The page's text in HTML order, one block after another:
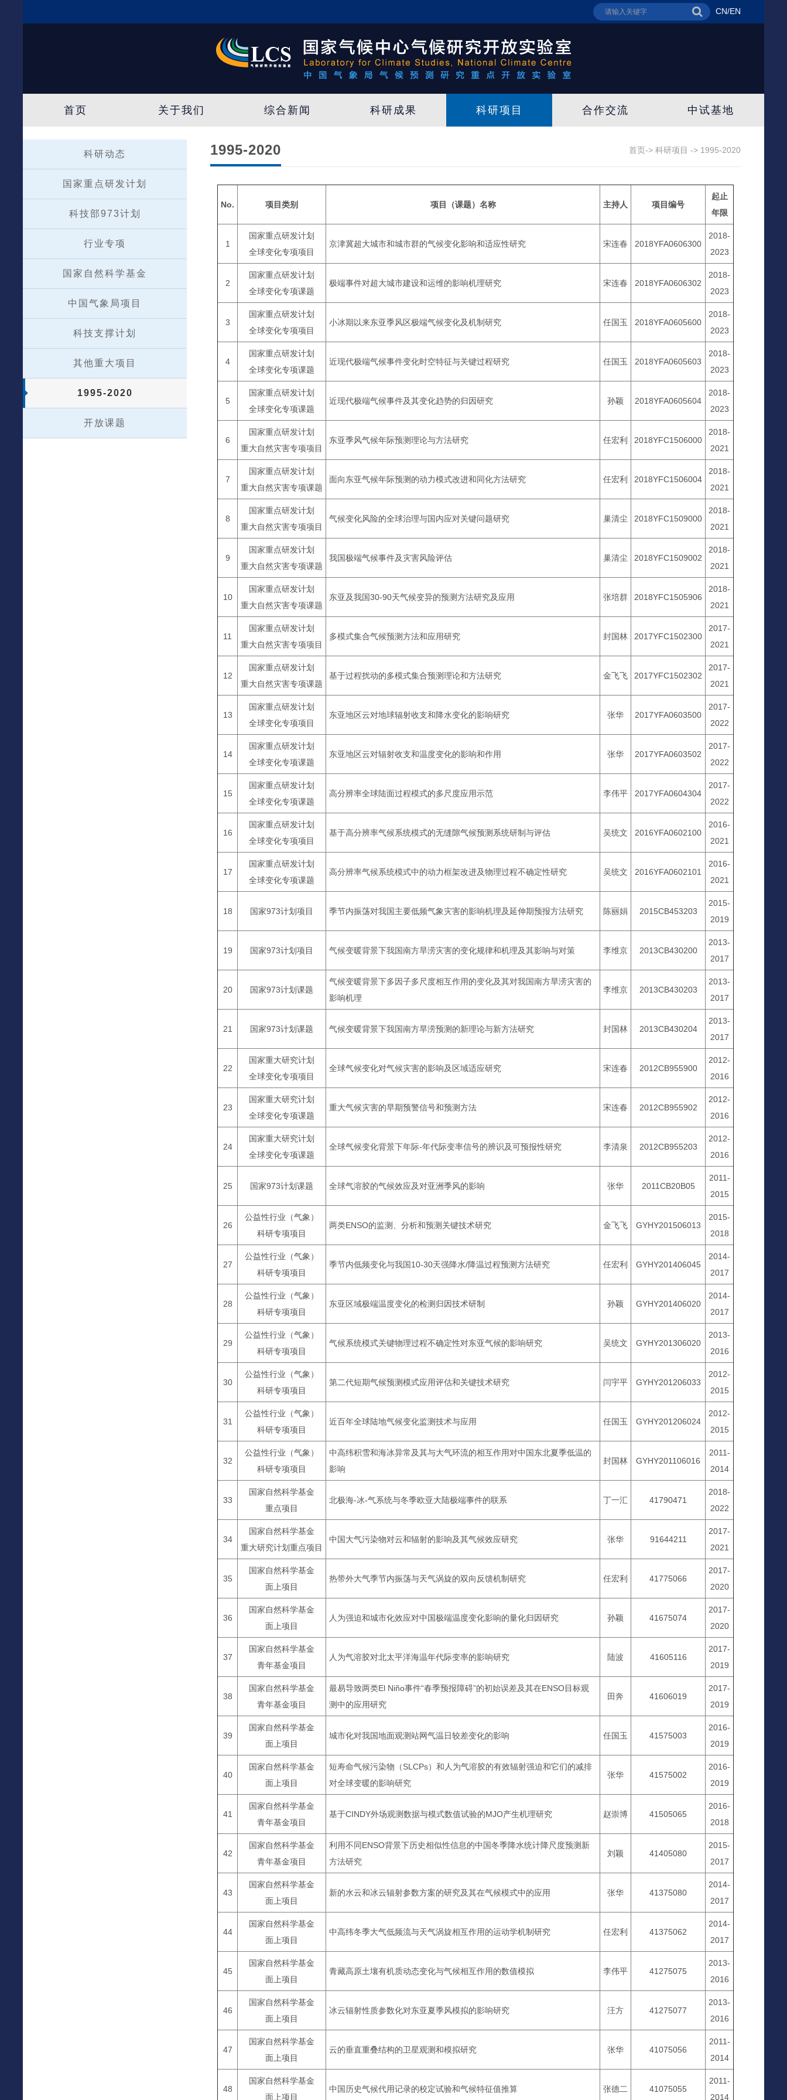
CN/EN
首页 关于我们 综合新闻 科研成果 科研项目 合作交流 中试基地
科研动态
国家重点研发计划
科技部973计划
行业专项
国家自然科学基金
中国气象局项目
科技支撑计划
其他重大项目
1995-2020
开放课题
1995-2020 首页-> 科研项目 -> 1995-2020
No. 项目类别 项目（课题）名称 主持人 项目编号
起止
年限
1
国家重点研发计划
全球变化专项项目
京津冀超大城市和城市群的气候变化影响和适应性研究 宋连春 2018YFA0606300
2018-
2023
2
国家重点研发计划
全球变化专项课题
极端事件对超大城市建设和运维的影响机理研究 宋连春 2018YFA0606302
2018-
2023
3
国家重点研发计划
全球变化专项项目
小冰期以来东亚季风区极端气候变化及机制研究 任国玉 2018YFA0605600
2018-
2023
4
国家重点研发计划
全球变化专项课题
近现代极端气候事件变化时空特征与关键过程研究 任国玉 2018YFA0605603
2018-
2023
5
国家重点研发计划
全球变化专项课题
近现代极端气候事件及其变化趋势的归因研究 孙颖 2018YFA0605604
2018-
2023
6
国家重点研发计划
重大自然灾害专项项目
东亚季风气候年际预测理论与方法研究 任宏利 2018YFC1506000
2018-
2021
7
国家重点研发计划
重大自然灾害专项课题
面向东亚气候年际预测的动力模式改进和同化方法研究 任宏利 2018YFC1506004
2018-
2021
8
国家重点研发计划
重大自然灾害专项项目
气候变化风险的全球治理与国内应对关键问题研究 巢清尘 2018YFC1509000
2018-
2021
9
国家重点研发计划
重大自然灾害专项课题
我国极端气候事件及灾害风险评估 巢清尘 2018YFC1509002
2018-
2021
10
国家重点研发计划
重大自然灾害专项课题
东亚及我国30-90天气候变异的预测方法研究及应用 张培群 2018YFC1505906
2018-
2021
11
国家重点研发计划
重大自然灾害专项项目
多模式集合气候预测方法和应用研究 封国林 2017YFC1502300
2017-
2021
12
国家重点研发计划
重大自然灾害专项课题
基于过程扰动的多模式集合预测理论和方法研究 金飞飞 2017YFC1502302
2017-
2021
13
国家重点研发计划
全球变化专项项目
东亚地区云对地球辐射收支和降水变化的影响研究 张华 2017YFA0603500
2017-
2022
14
国家重点研发计划
全球变化专项课题
东亚地区云对辐射收支和温度变化的影响和作用 张华 2017YFA0603502
2017-
2022
15
国家重点研发计划
全球变化专项课题
高分辨率全球陆面过程模式的多尺度应用示范 李伟平 2017YFA0604304
2017-
2022
16
国家重点研发计划
全球变化专项项目
基于高分辨率气候系统模式的无缝隙气候预测系统研制与评估 吴统文 2016YFA0602100
2016-
2021
17
国家重点研发计划
全球变化专项课题
高分辨率气候系统模式中的动力框架改进及物理过程不确定性研究 吴统文 2016YFA0602101
2016-
2021
18 国家973计划项目 季节内振荡对我国主要低频气象灾害的影响机理及延伸期预报方法研究 陈丽娟 2015CB453203
2015-
2019
19 国家973计划项目 气候变暖背景下我国南方旱涝灾害的变化规律和机理及其影响与对策 李维京 2013CB430200
2013-
2017
20 国家973计划课题
气候变暖背景下多因子多尺度相互作用的变化及其对我国南方旱涝灾害的
影响机理
李维京 2013CB430203
2013-
2017
21 国家973计划课题 气候变暖背景下我国南方旱涝预测的新理论与新方法研究 封国林 2013CB430204
2013-
2017
22
国家重大研究计划
全球变化专项项目
全球气候变化对气候灾害的影响及区域适应研究 宋连春 2012CB955900
2012-
2016
23
国家重大研究计划
全球变化专项课题
重大气候灾害的早期预警信号和预测方法 宋连春 2012CB955902
2012-
2016
24
国家重大研究计划
全球变化专项课题
全球气候变化背景下年际-年代际变率信号的辨识及可预报性研究 李清泉 2012CB955203
2012-
2016
25 国家973计划课题 全球气溶胶的气候效应及对亚洲季风的影响 张华 2011CB20B05
2011-
2015
26
公益性行业（气象）
科研专项项目
两类ENSO的监测、分析和预测关键技术研究 金飞飞 GYHY201506013
2015-
2018
27
公益性行业（气象）
科研专项项目
季节内低频变化与我国10-30天强降水/降温过程预测方法研究 任宏利 GYHY201406045
2014-
2017
28
公益性行业（气象）
科研专项项目
东亚区域极端温度变化的检测归因技术研制 孙颖 GYHY201406020
2014-
2017
29
公益性行业（气象）
科研专项项目
气候系统模式关键物理过程不确定性对东亚气候的影响研究 吴统文 GYHY201306020
2013-
2016
30
公益性行业（气象）
科研专项项目
第二代短期气候预测模式应用评估和关键技术研究 闫宇平 GYHY201206033
2012-
2015
31
公益性行业（气象）
科研专项项目
近百年全球陆地气候变化监测技术与应用 任国玉 GYHY201206024
2012-
2015
32
公益性行业（气象）
科研专项项目
中高纬积雪和海冰异常及其与大气环流的相互作用对中国东北夏季低温的
影响
封国林 GYHY201106016
2011-
2014
33
国家自然科学基金
重点项目
北极海-冰-气系统与冬季欧亚大陆极端事件的联系 丁一汇 41790471
2018-
2022
34
国家自然科学基金
重大研究计划重点项目
中国大气污染物对云和辐射的影响及其气候效应研究 张华 91644211
2017-
2021
35
国家自然科学基金
面上项目
热带外大气季节内振荡与天气涡旋的双向反馈机制研究 任宏利 41775066
2017-
2020
36
国家自然科学基金
面上项目
人为强迫和城市化效应对中国极端温度变化影响的量化归因研究 孙颖 41675074
2017-
2020
37
国家自然科学基金
青年基金项目
人为气溶胶对北太平洋海温年代际变率的影响研究 陆波 41605116
2017-
2019
38
国家自然科学基金
青年基金项目
最易导致两类El Niño事件“春季预报障碍”的初始误差及其在ENSO目标观
测中的应用研究
田奔 41606019
2017-
2019
39
国家自然科学基金
面上项目
城市化对我国地面观测站网气温日较差变化的影响 任国玉 41575003
2016-
2019
40
国家自然科学基金
面上项目
短寿命气候污染物（SLCPs）和人为气溶胶的有效辐射强迫和它们的减排
对全球变暖的影响研究
张华 41575002
2016-
2019
41
国家自然科学基金
青年基金项目
基于CINDY外场观测数据与模式数值试验的MJO产生机理研究 赵崇博 41505065
2016-
2018
42
国家自然科学基金
青年基金项目
利用不同ENSO背景下历史相似性信息的中国冬季降水统计降尺度预测新
方法研究
刘颖 41405080
2015-
2017
43
国家自然科学基金
面上项目
新的水云和冰云辐射参数方案的研究及其在气候模式中的应用 张华 41375080
2014-
2017
44
国家自然科学基金
面上项目
中高纬冬季大气低频流与天气涡旋相互作用的运动学机制研究 任宏利 41375062
2014-
2017
45
国家自然科学基金
面上项目
青藏高原土壤有机质动态变化与气候相互作用的数值模拟 李伟平 41275075
2013-
2016
46
国家自然科学基金
面上项目
冰云辐射性质参数化对东亚夏季风模拟的影响研究 汪方 41275077
2013-
2016
47
国家自然科学基金
面上项目
云的垂直重叠结构的卫星观测和模拟研究 张华 41075056
2011-
2014
48
国家自然科学基金
面上项目
中国历史气候代用记录的校定试验和气候特征值推算 张德二 41075055
2011-
2014